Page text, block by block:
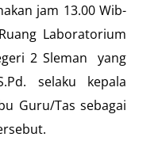
jam 13.00 Wib-
Laboratorium
2 Sleman yang
selaku kepala
Guru/Tas sebagai